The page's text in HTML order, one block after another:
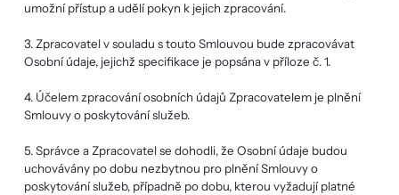
umožní přístup a udělí pokyn k jejich zpracování.
3. Zpracovatel v souladu s touto Smlouvou bude zpracovávat
Osobní údaje, jejichž specifikace je popsána v příloze č. 1.
4. Účelem zpracování osobních údajů Zpracovatelem je plnění
Smlouvy o poskytování služeb.
5. Správce a Zpracovatel se dohodli, že Osobní údaje budou
uchovávány po dobu nezbytnou pro plnění Smlouvy o
poskytování služeb, případně po dobu, kterou vyžadují platné